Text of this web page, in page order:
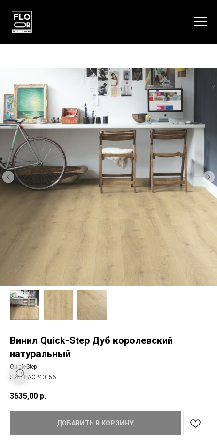
Винил Quick-Step Дуб королевский
натуральный
Quick-Step
SKU:BACP40156
3635,00 р.
ДОБАВИТЬ В КОРЗИНУ